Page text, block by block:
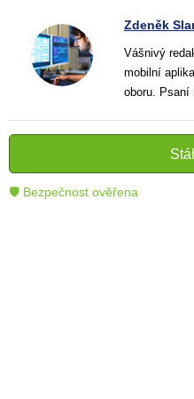
Zdeněk
Vášnivý
mobilní
oboru. Psaní
pomáhají
moderní
🛡 Bezpečnost ověřena